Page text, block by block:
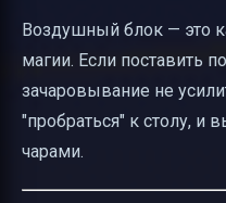
Воздушный блок — это
магии. Если поставить
зачаровывание не
"пробраться" к столу, и
чарами.